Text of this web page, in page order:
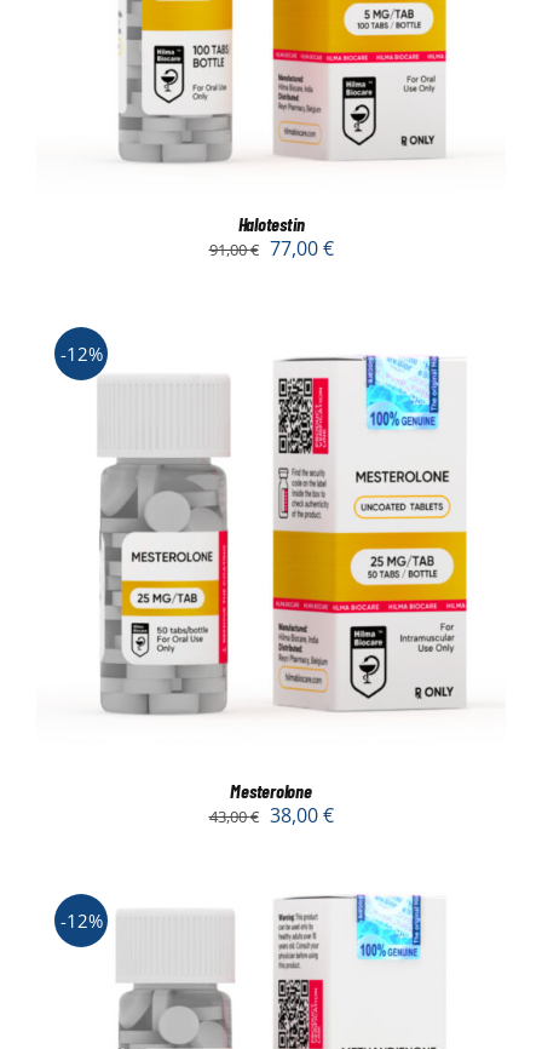
Halotestin
91,00€ 77,00€
-12%
Mesterolone
43,00€ 38,00€
-12%